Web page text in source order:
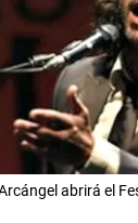
abrirá el